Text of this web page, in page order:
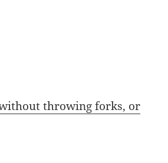
throwing forks, or